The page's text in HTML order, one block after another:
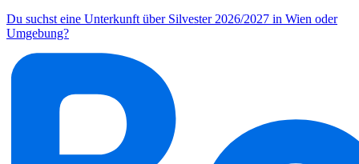
Du suchst eine Unterkunft über Silvester 2026/2027 in Wien oder
Umgebung?